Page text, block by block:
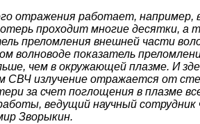
отражения работает, например, в
проходит многие десятки, а
преломления внешней части
волноводе показатель
чем в окружающей плазме. И
СВЧ излучение отражается от
за счет поглощения в плазме
ведущий научный
Зворыкин.